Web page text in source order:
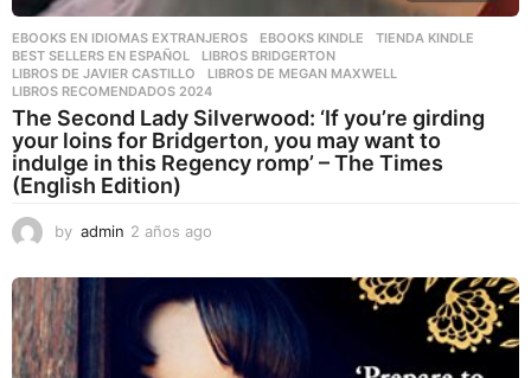
EBOOKS EN IDIOMAS EXTRANJEROS ,EBOOKS KINDLE ,TIENDA KINDLE
BEST SELLERS EN ESPAÑOL
,LIBROS BRIDGERTON
LIBROS DE JAVIER CASTILLO
,LIBROS DE MEGAN MAXWELL
LIBROS RECOMENDADOS 2024
The Second Lady Silverwood: ‘If you’re girding
your loins for Bridgerton, you may want to
indulge in this Regency romp’ – The Times
(English Edition)
by admin 2 años ago
ñ
o
s
a
g